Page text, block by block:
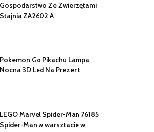
Gospodarstwo Ze Zwierzętami
Stajnia ZA2602 A
Pokemon Go Pikachu Lampa
Nocna 3D Led Na Prezent
LEGO Marvel Spider-Man 76185
Spider-Man w warsztacie w